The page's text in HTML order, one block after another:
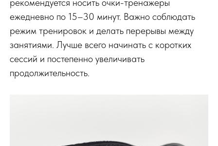
рекомендуется носить очки-тренажеры
ежедневно по 15–30 минут. Важно соблюдать
режим тренировок и делать перерывы между
занятиями. Лучше всего начинать с коротких
сессий и постепенно увеличивать
продолжительность.